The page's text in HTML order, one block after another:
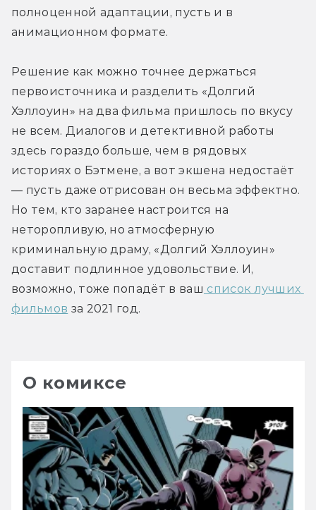
полноценной адаптации, пусть и в
анимационном формате.
Решение как можно точнее держаться
первоисточника и разделить «Долгий
Хэллоуин» на два фильма пришлось по вкусу
не всем. Диалогов и детективной работы
здесь гораздо больше, чем в рядовых
историях о Бэтмене, а вот экшена недостаёт
— пусть даже отрисован он весьма эффектно.
Но тем, кто заранее настроится на
неторопливую, но атмосферную
криминальную драму, «Долгий Хэллоуин»
доставит подлинное удовольствие. И,
возможно, тоже попадёт в ваш список лучших
фильмов за 2021 год.
О комиксе